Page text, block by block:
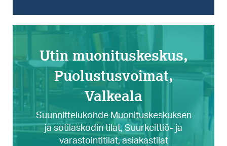
Utin muonituskeskus,
Puolustusvoimat,
Valkeala
Suunnittelukohde Muonituskeskuksen
ja sotilaskodin tilat, Suurkeittiö- ja
varastointitilat, asiakastilat